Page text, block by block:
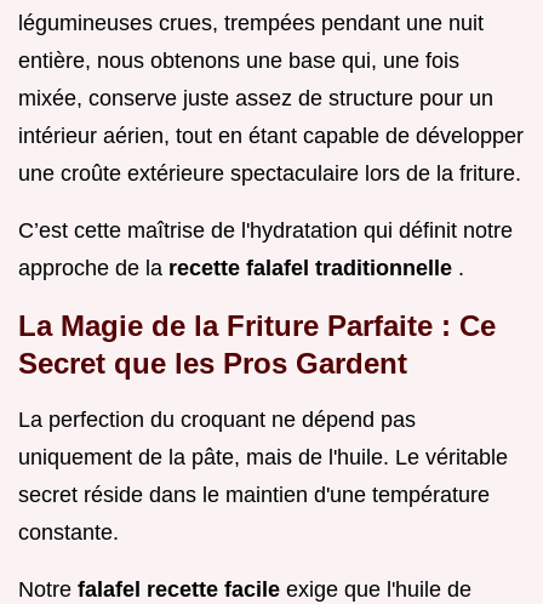
légumineuses crues, trempées pendant une nuit
entière, nous obtenons une base qui, une fois
mixée, conserve juste assez de structure pour un
intérieur aérien, tout en étant capable de développer
une croûte extérieure spectaculaire lors de la friture.
C’est cette maîtrise de l'hydratation qui définit notre
approche de la recette falafel traditionnelle .
La Magie de la Friture Parfaite : Ce
Secret que les Pros Gardent
La perfection du croquant ne dépend pas
uniquement de la pâte, mais de l'huile. Le véritable
secret réside dans le maintien d'une température
constante.
Notre falafel recette facile exige que l'huile de